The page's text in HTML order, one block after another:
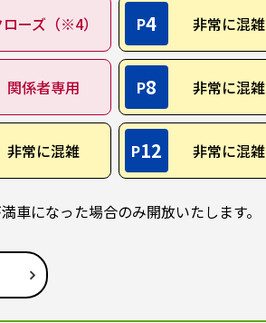
ローズ（※4） P4 非常に混雑
関係者専用 P8 非常に混雑
非常に混雑 P12 非常に混雑
になった場合のみ開放いたします。